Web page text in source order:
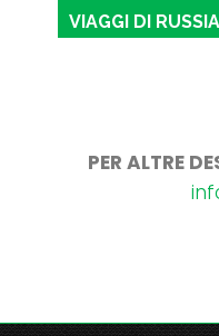
VIAGGI DI
PER ALTRE